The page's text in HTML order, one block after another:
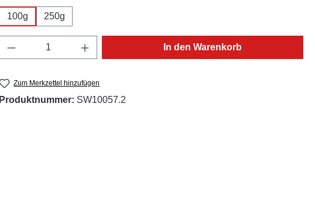
100g 250g
Produkt Anzahl: Gib den gewünschten Wert ein
In den Warenkorb
Zum Merkzettel hinzufügen
Produktnummer: SW10057.2